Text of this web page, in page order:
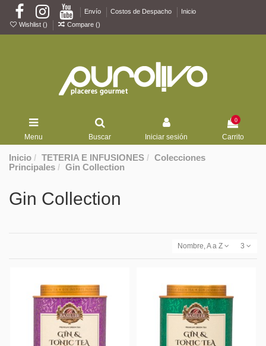
Envío Costos de Despacho
Inicio
Wishlist () Compare ()
Menu Buscar Iniciar sesión
0
Carrito
Inicio TETERIA E INFUSIONES
Colecciones
Principales
Gin Collection
Gin Collection
Nombre, A a Z 3